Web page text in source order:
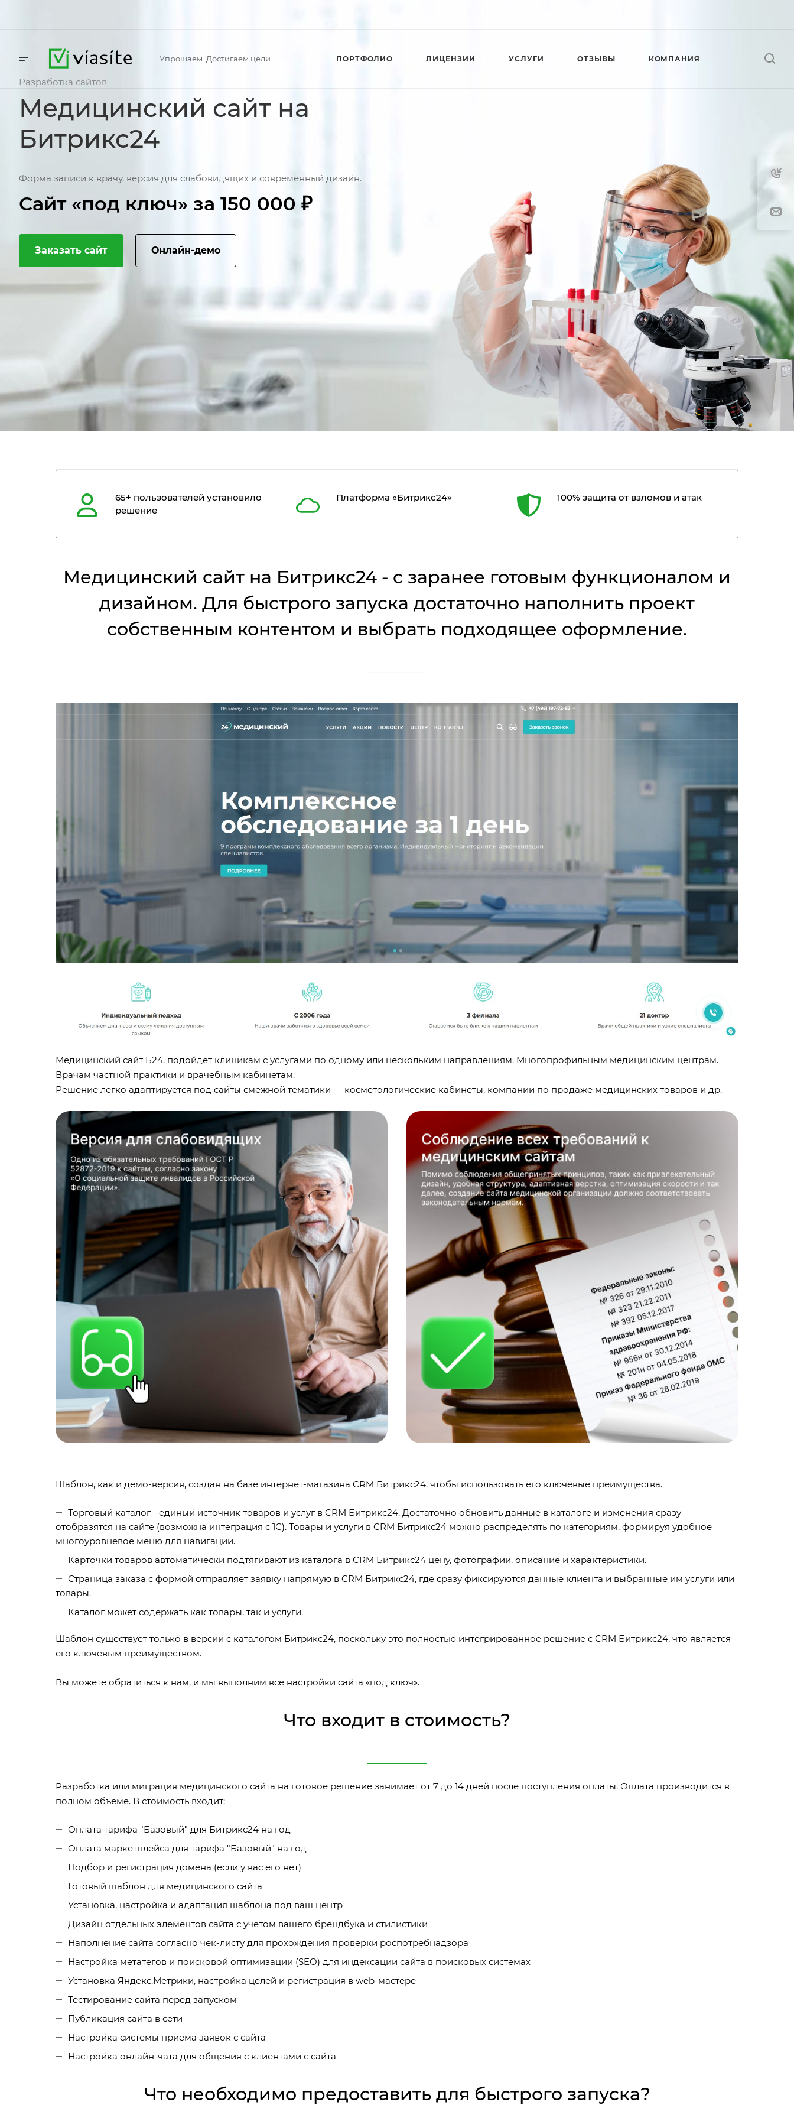
Упрощаем. Достигаем цели. ПОРТФОЛИО ЛИЦЕНЗИИ УСЛУГИ ОТЗЫВЫ КОМПАНИЯ
Разработка сайтов
Медицинский сайт на
Битрикс24
Форма записи к врачу, версия для слабовидящих и современный дизайн.
Сайт ‭«под ключ» за 150 000 ₽
Заказать сайт Онлайн-демо
65+ пользователей установило
решение
Платформа «Битрикс24» 100% защита от взломов и атак
Медицинский сайт на Битрикс24 - с заранее готовым функционалом и
дизайном. Для быстрого запуска достаточно наполнить проект
собственным контентом и выбрать подходящее оформление.
Медицинский сайт Б24, подойдет клиникам с услугами по одному или нескольким направлениям. Многопрофильным медицинским центрам.
Врачам частной практики и врачебным кабинетам.
Решение легко адаптируется под сайты смежной тематики — косметологические кабинеты, компании по продаже медицинских товаров и др.
Шаблон, как и демо-версия, создан на базе интернет-магазина CRM Битрикс24, чтобы использовать его ключевые преимущества.
Торговый каталог - единый источник товаров и услуг в CRM Битрикс24. Достаточно обновить данные в каталоге и изменения сразу
отобразятся на сайте (возможна интеграция с 1С). Товары и услуги в CRM Битрикс24 можно распределять по категориям, формируя удобное
многоуровневое меню для навигации.
Карточки товаров автоматически подтягивают из каталога в CRM Битрикс24 цену, фотографии, описание и характеристики.
Страница заказа с формой отправляет заявку напрямую в CRM Битрикс24, где сразу фиксируются данные клиента и выбранные им услуги или
товары.
Каталог может содержать как товары, так и услуги.
Шаблон существует только в версии с каталогом Битрикс24, поскольку это полностью интегрированное решение с CRM Битрикс24, что является
его ключевым преимуществом.
Вы можете обратиться к нам, и мы выполним все настройки сайта ‭«под ключ».
Что входит в стоимость?
Разработка или миграция медицинского сайта на готовое решение занимает от 7 до 14 дней после поступления оплаты. Оплата производится в
полном объеме. В стоимость входит:
Оплата тарифа "Базовый" для Битрикс24 на год
Оплата маркетплейса для тарифа "Базовый" на год
Подбор и регистрация домена (если у вас его нет)
Готовый шаблон для медицинского сайта
Установка, настройка и адаптация шаблона под ваш центр
Дизайн отдельных элементов сайта с учетом вашего брендбука и стилистики
Наполнение сайта согласно чек-листу для прохождения проверки роспотребнадзора
Настройка метатегов и поисковой оптимизации (SEO) для индексации сайта в поисковых системах
Установка Яндекс.Метрики, настройка целей и регистрация в web-мастере
Тестирование сайта перед запуском
Публикация сайта в сети
Настройка системы приема заявок с сайта
Настройка онлайн-чата для общения с клиентами с сайта
Что необходимо предоставить для быстрого запуска?